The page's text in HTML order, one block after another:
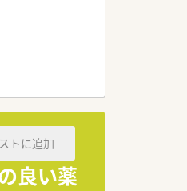
良い薬
トに追加